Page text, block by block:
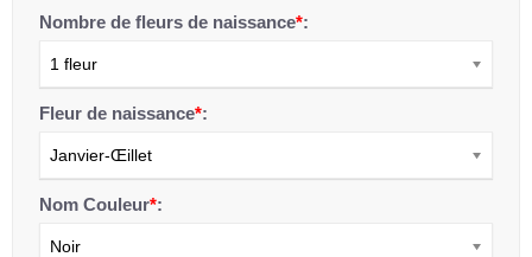
Nombre de fleurs de naissance*:
1 fleur
Fleur de naissance*:
Janvier-Œillet
Nom Couleur*:
Noir